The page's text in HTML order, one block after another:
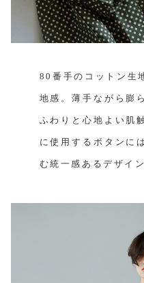
80番手のコットン生
地感。薄手ながら膨
ふわりと心地よい肌
に使用するボタンに
む統一感あるデザイ